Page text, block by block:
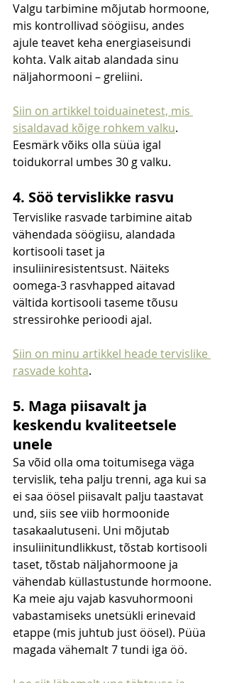
Valgu tarbimine mõjutab hormoone,
mis kontrollivad söögiisu, andes
ajule teavet keha energiaseisundi
kohta. Valk aitab alandada sinu
näljahormooni – greliini.
Siin on artikkel toiduainetest, mis
sisaldavad kõige rohkem valku.
Eesmärk võiks olla süüa igal
toidukorral umbes 30 g valku.
4. Söö tervislikke rasvu
Tervislike rasvade tarbimine aitab
vähendada söögiisu, alandada
kortisooli taset ja
insuliiniresistentsust. Näiteks
oomega-3 rasvhapped aitavad
vältida kortisooli taseme tõusu
stressirohke perioodi ajal.
Siin on minu artikkel heade tervislike
rasvade kohta.
5. Maga piisavalt ja
keskendu kvaliteetsele
unele
Sa võid olla oma toitumisega väga
tervislik, teha palju trenni, aga kui sa
ei saa öösel piisavalt palju taastavat
und, siis see viib hormoonide
tasakaalutuseni. Uni mõjutab
insuliinitundlikkust, tõstab kortisooli
taset, tõstab näljahormoone ja
vähendab küllastustunde hormoone.
Ka meie aju vajab kasvuhormooni
vabastamiseks unetsükli erinevaid
etappe (mis juhtub just öösel). Püüa
magada vähemalt 7 tundi iga öö.